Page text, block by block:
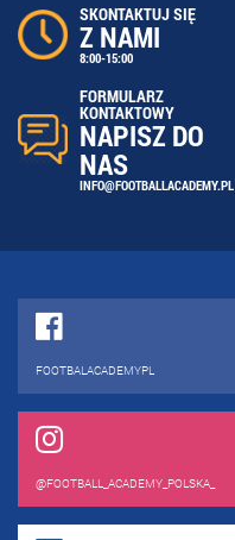
SKONTAKTUJ SIĘ
Z NAMI
8:00-15:00
FORMULARZ
KONTAKTOWY
NAPISZ DO
NAS
INFO@FOOTBALLACADEMY.PL
FOOTBALACADEMYPL
@FOOTBALL_ACADEMY_POLSKA_